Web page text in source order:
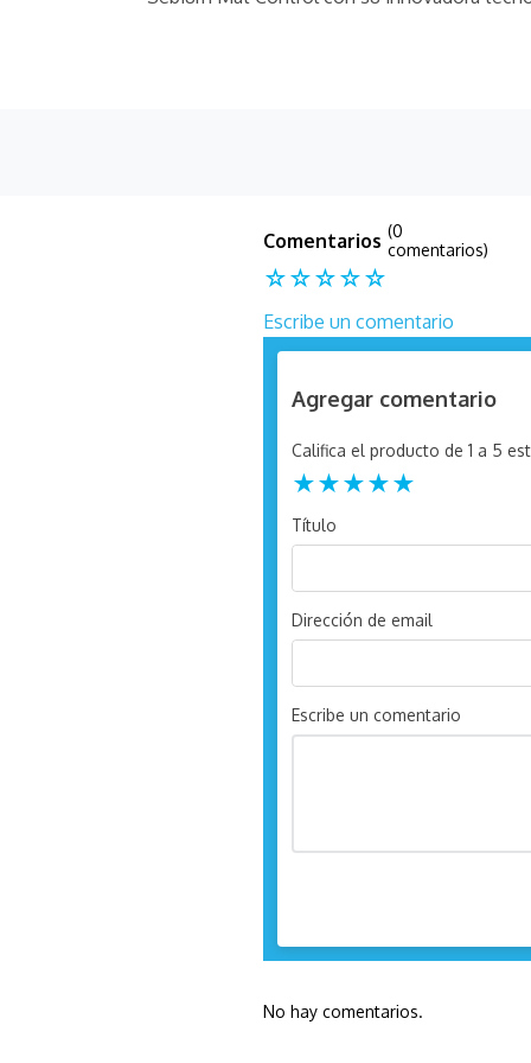
☆☆☆☆☆
(0
comentarios)
Escribe un comentario
Agregar comentario
Título
Califica el producto de 1 a 5
★★★★★
Dirección de email
Escribe un comentario
No hay comentarios.